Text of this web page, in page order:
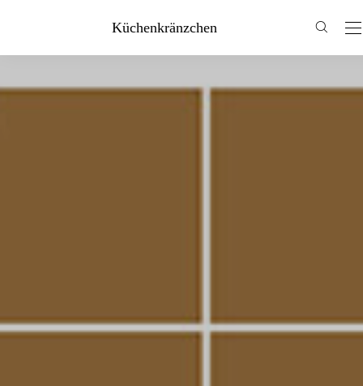
Küchenkränzchen